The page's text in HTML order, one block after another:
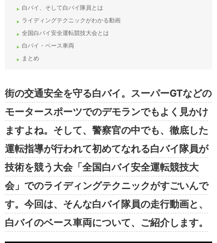
白バイ、そして白バイ隊員とは
ライディングテクニックがわかる動画
全国白バイ安全運転競技大会とは
白バイ・ベース車両
まとめ
街の交通安全を守る白バイ。スーパーGTなどの
モータースポーツでのデモランでもよく見かけ
ますよね。そして、警察官の中でも、徹底した
運転指導が行われて初めてなれる白バイ隊員が
技術を競う大会「全国白バイ安全運転競技大
会」でのライディングテクニックがすごいんで
す。今回は、そんな白バイ隊員の走行動画と、
白バイのベース車両について、ご紹介します。